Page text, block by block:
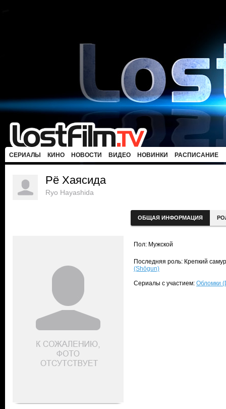
СЕРИАЛЫ КИНО НОВОСТИ ВИДЕО НОВИНКИ РАСПИСАНИЕ
Рё Хаясида
Ryo Hayashida
ОБЩАЯ ИНФОРМАЦИЯ
Пол: Мужской
Последняя роль: Крепкий
(Shōgun)
Сериалы с участием: Обломки